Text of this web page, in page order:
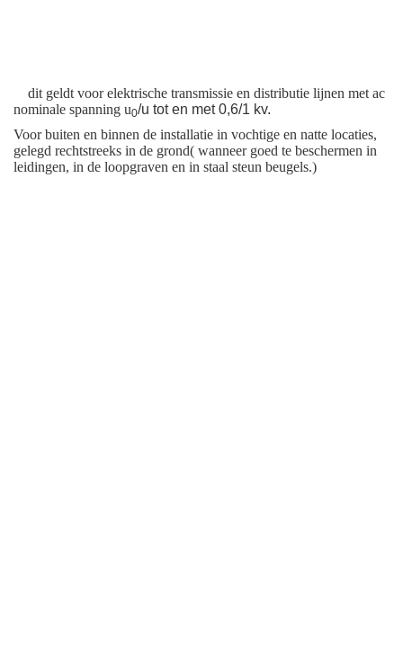
dit geldt voor elektrische transmissie en distributie lijnen met ac
nominale spanning u0/u tot en met 0,6/1 kv.
Voor buiten en binnen de installatie in vochtige en natte locaties,
gelegd rechtstreeks in de grond( wanneer goed te beschermen in
leidingen, in de loopgraven en in staal steun beugels.)